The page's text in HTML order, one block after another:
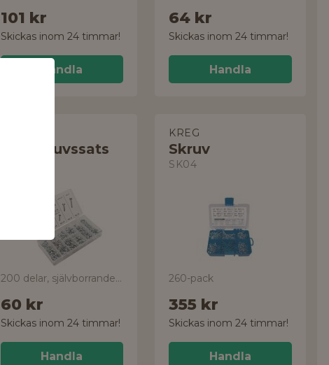
101 kr
Skickas inom 24 timmar!
Handla
64 kr
Skickas inom 24 timmar!
Handla
Plåtskruvssats
200 delar, självborrande, 6-kants
60 kr
Skickas inom 24 timmar!
Handla
KREG
Skruv
SK04
260-pack
355 kr
Skickas inom 24 timmar!
Handla